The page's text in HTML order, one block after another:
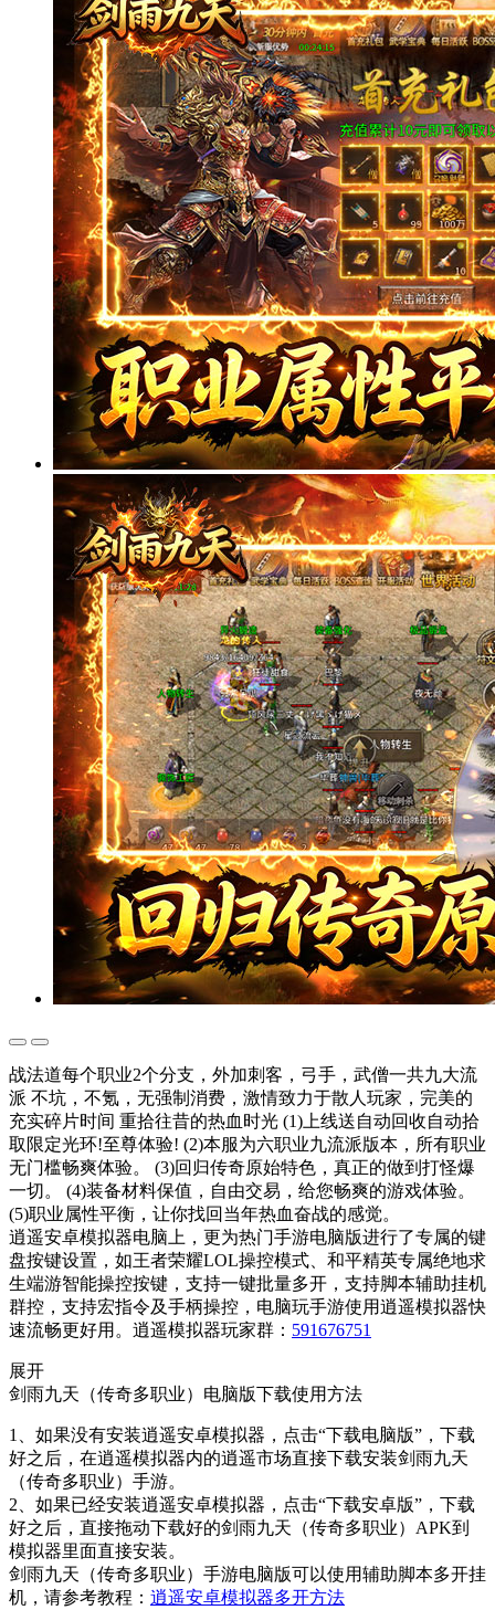
战法道每个职业2个分支，外加刺客，弓手，武僧一共九大流
派 不坑，不氪，无强制消费，激情致力于散人玩家，完美的
充实碎片时间 重拾往昔的热血时光 (1)上线送自动回收自动拾
取限定光环!至尊体验! (2)本服为六职业九流派版本，所有职业
无门槛畅爽体验。 (3)回归传奇原始特色，真正的做到打怪爆
一切。 (4)装备材料保值，自由交易，给您畅爽的游戏体验。
(5)职业属性平衡，让你找回当年热血奋战的感觉。
逍遥安卓模拟器电脑上，更为热门手游电脑版进行了专属的键
盘按键设置，如王者荣耀LOL操控模式、和平精英专属绝地求
生端游智能操控按键，支持一键批量多开，支持脚本辅助挂机
群控，支持宏指令及手柄操控，电脑玩手游使用逍遥模拟器快
速流畅更好用。逍遥模拟器玩家群： 591676751
展开
剑雨九天（传奇多职业）电脑版下载使用方法
1、如果没有安装逍遥安卓模拟器，点击“下载电脑版”，下载
好之后，在逍遥模拟器内的逍遥市场直接下载安装剑雨九天
（传奇多职业）手游。
2、如果已经安装逍遥安卓模拟器，点击“下载安卓版”，下载
好之后，直接拖动下载好的剑雨九天（传奇多职业）APK到
模拟器里面直接安装。
剑雨九天（传奇多职业）手游电脑版可以使用辅助脚本多开挂
机，请参考教程： 逍遥安卓模拟器多开方法